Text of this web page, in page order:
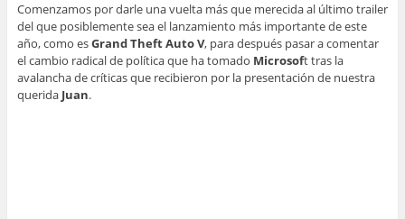
Comenzamos por darle una vuelta más que merecida al último trailer
del que posiblemente sea el lanzamiento más importante de este
año, como esGrand Theft Auto V, para después pasar a comentar
el cambio radical de política que ha tomado Microsoft tras la
avalancha de críticas que recibieron por la presentación de nuestra
querida Juan.